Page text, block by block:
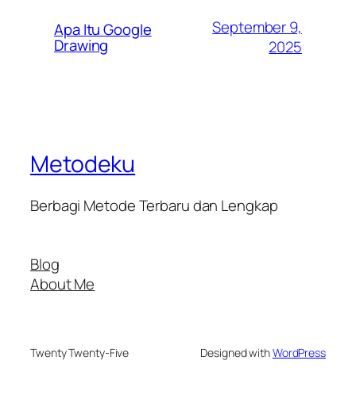
Apa Itu Google
Drawing
September 9,
2025
Metodeku
Berbagi Metode Terbaru dan Lengkap
Blog
About Me
Twenty Twenty-Five Designed withWordPress